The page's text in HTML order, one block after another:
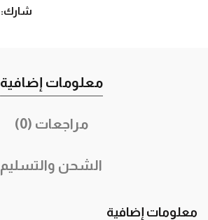
شارك
معلومات إضافية
مراجعات (0)
الشحن والتسليم
معلومات إضافية